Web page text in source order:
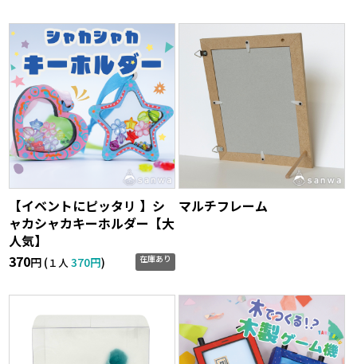
【イベントにピッタリ 】シ
ャカシャカキーホルダー【大
人気】
370円 (１人370円) 在庫あり
マルチフレーム